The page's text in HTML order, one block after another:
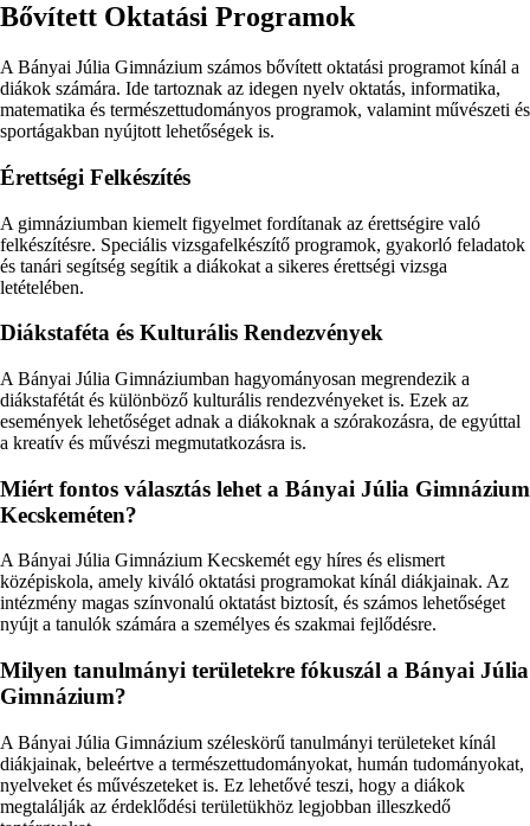
Bővített Oktatási Programok
A Bányai Júlia Gimnázium számos bővített oktatási programot kínál a
diákok számára. Ide tartoznak az idegen nyelv oktatás, informatika,
matematika és természettudományos programok, valamint művészeti és
sportágakban nyújtott lehetőségek is.
Érettségi Felkészítés
A gimnáziumban kiemelt figyelmet fordítanak az érettségire való
felkészítésre. Speciális vizsgafelkészítő programok, gyakorló feladatok
és tanári segítség segítik a diákokat a sikeres érettségi vizsga
letételében.
Diákstaféta és Kulturális Rendezvények
A Bányai Júlia Gimnáziumban hagyományosan megrendezik a
diákstafétát és különböző kulturális rendezvényeket is. Ezek az
események lehetőséget adnak a diákoknak a szórakozásra, de egyúttal
a kreatív és művészi megmutatkozásra is.
Miért fontos választás lehet a Bányai Júlia Gimnázium
Kecskeméten?
A Bányai Júlia Gimnázium Kecskemét egy híres és elismert
középiskola, amely kiváló oktatási programokat kínál diákjainak. Az
intézmény magas színvonalú oktatást biztosít, és számos lehetőséget
nyújt a tanulók számára a személyes és szakmai fejlődésre.
Milyen tanulmányi területekre fókuszál a Bányai Júlia
Gimnázium?
A Bányai Júlia Gimnázium széleskörű tanulmányi területeket kínál
diákjainak, beleértve a természettudományokat, humán tudományokat,
nyelveket és művészeteket is. Ez lehetővé teszi, hogy a diákok
megtalálják az érdeklődési területükhöz legjobban illeszkedő